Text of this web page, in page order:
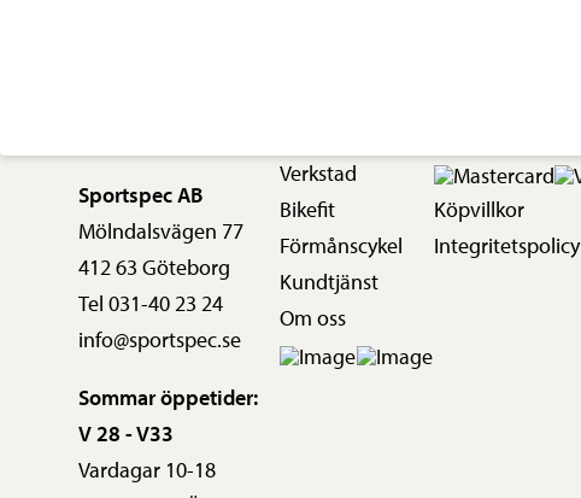
Sportspec AB
Mölndalsvägen 77
412 63 Göteborg
Tel 031-40 23 24
info@sportspec.se
Sommar öppetider:
V 28 - V33
Vardagar 10-18
Verkstad
Bikefit
Förmånscykel
Kundtjänst
Om oss
Köpvillkor
Integritetspolicy